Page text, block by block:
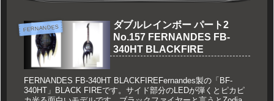
FERNANDES
ダブルレインボー パート2
No.157 FERNANDES FB-
340HT BLACKFIRE
FERNANDES FB-340HT BLACKFIREFernandes製の「BF-
340HT」BLACK FIREです。サイド部分のLEDが弾くとピカピ